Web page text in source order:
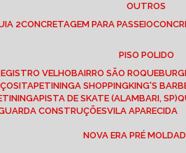
OUTROS
2 CONCRETAGEM PARA PASSEIO
PISO POLIDO
VELHO BAIRRO SÃO ROQUE
ITAPETININGA SHOPPING KING'S
PISTA DE SKATE (ALAMBARI, SP)
CONSTRUÇÕES VILA APARECIDA
NOVA ERA PRÉ